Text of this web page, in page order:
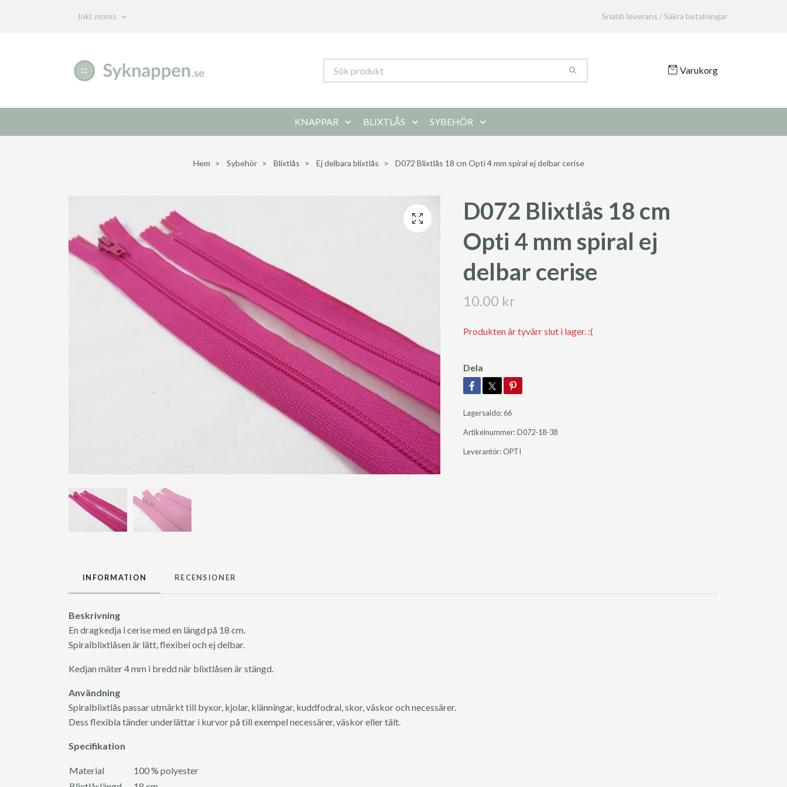
Inkl. moms Snabb leverans / Säkra betalningar
Varukorg
KNAPPAR BLIXTLÅS SYBEHÖR
Hem Sybehör Blixtlås Ej delbara blixtlås D072 Blixtlås 18 cm Opti 4 mm spiral ej delbar cerise
D072 Blixtlås 18 cm
Opti 4 mm spiral ej
delbar cerise
10.00 kr
Produkten är tyvärr slut i lager. :(
Dela
Lagersaldo:66
Artikelnummer:D072-18-38
Leverantör: OPTI
INFORMATION RECENSIONER
Beskrivning
En dragkedja i cerise med en längd på 18 cm.
Spiralblixtlåsen är lätt, flexibel och ej delbar.
Kedjan mäter 4 mm i bredd när blixtlåsen är stängd.
Användning
Spiralblixtlås passar utmärkt till byxor, kjolar, klänningar, kuddfodral, skor, väskor och necessärer.
Dess flexibla tänder underlättar i kurvor på till exempel necessärer, väskor eller tält.
Specifikation
Material
100 % polyester